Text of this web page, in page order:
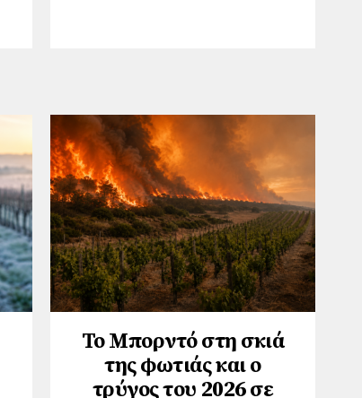
Το Μπορντό στη σκιά
της φωτιάς και ο
τρύγος του 2026 σε